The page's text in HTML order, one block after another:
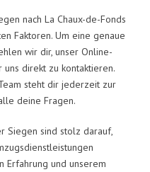
nach La Chaux-de-Fonds
Faktoren. Um eine genaue
wir dir, unser Online-
direkt zu kontaktieren.
steht dir jederzeit zur
deine Fragen.
Siegen sind stolz darauf,
Erfahrung und unserem